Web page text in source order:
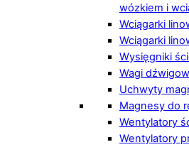
wózkiem i
Wciągarki
Wciągarki
Wysięgniki
Wagi
Uchwyty
Magnesy do
Wentylatory
Wentylatory